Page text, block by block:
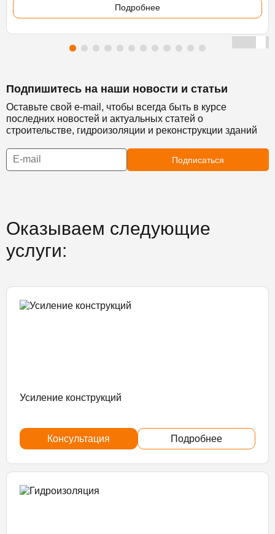
Подробнее
Подпишитесь на наши новости и статьи
Оставьте свой e-mail, чтобы всегда быть в курсе
последних новостей и актуальных статей о
строительстве, гидроизоляции и реконструкции зданий
Подписаться
Оказываем следующие
услуги:
Усиление конструкций
Консультация Подробнее